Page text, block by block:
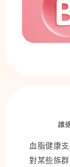
誰
血脂健康
對某些族